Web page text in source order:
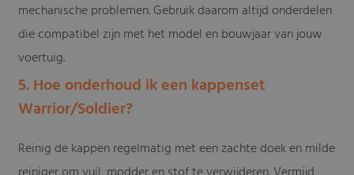
mechanische problemen. Gebruik daarom altijd onderdelen
die compatibel zijn met het model en bouwjaar van jouw
voertuig.
5. Hoe onderhoud ik een kappenset
Warrior/Soldier?
Reinig de kappen regelmatig met een zachte doek en milde